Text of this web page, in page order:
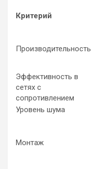
Критерий
Производительность
Эффективность в
сетях с
сопротивлением
Уровень шума
Монтаж